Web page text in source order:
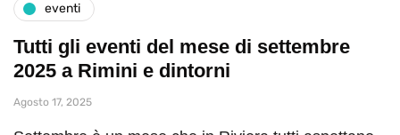
eventi
Tutti gli eventi del mese di settembre
2025 a Rimini e dintorni
Agosto 17, 2025